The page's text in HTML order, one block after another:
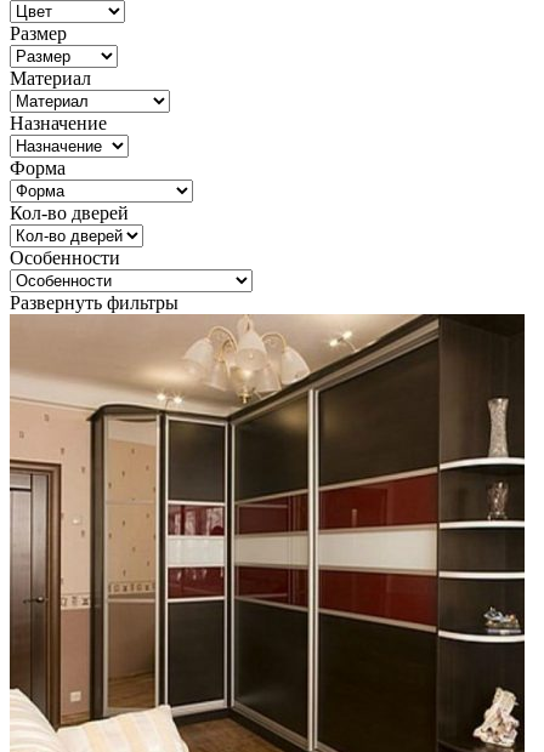
Размер
Материал
Назначение
Форма
Кол-во дверей
Особенности
Развернуть фильтры